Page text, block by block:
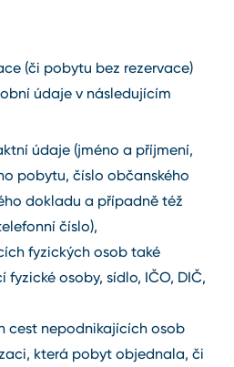
(či pobytu bez rezervace)
údaje v následujícím
údaje (jméno a příjmení,
pobytu, číslo občanského
dokladu a případně též
číslo),
fyzických osob také
osoby, sídlo, IČO, DIČ,
cest nepodnikajících osob
která pobyt objednala, či